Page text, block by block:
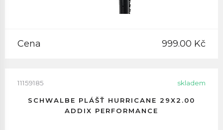
Cena 999.00 Kč
11159185 skladem
SCHWALBE PLÁŠŤ HURRICANE 29X2.00
ADDIX PERFORMANCE